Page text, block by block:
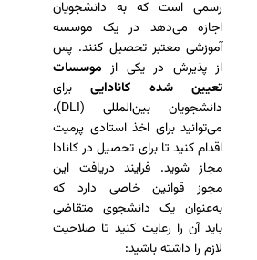
رسمی است که به دانشجویان
اجازه می‌دهد در یک موسسه
آموزشی معتبر تحصیل کنند. پس
از پذیرش در یکی از موسسات
تعیین شده کاناداییبرای
دانشجویان بین‌المللی (DLI)،
می‌توانید برای اخذ استادی پرمیت
اقدام کنید تا برای تحصیل در کانادا
مجاز شوید. فرایند دریافت این
مجوز قوانین خاصی دارد که
به‌عنوان یک دانشجوی متقاضی
باید آن را رعایت کنید تا صلاحیت
لازم را داشته باشید: